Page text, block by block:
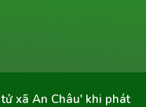
xã An Châu' khi phát